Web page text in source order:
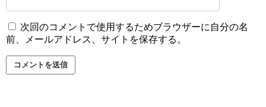
次回のコメントで使用するためブラウザーに自分の名
前、メールアドレス、サイトを保存する。